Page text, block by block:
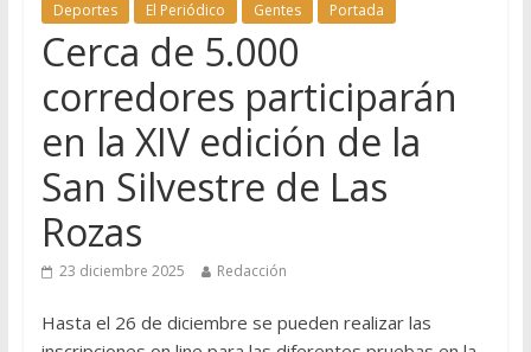
Deportes El Periódico Gentes Portada
Cerca de 5.000
corredores participarán
en la XIV edición de la
San Silvestre de Las
Rozas
23 diciembre 2025 Redacción
Hasta el 26 de diciembre se pueden realizar las